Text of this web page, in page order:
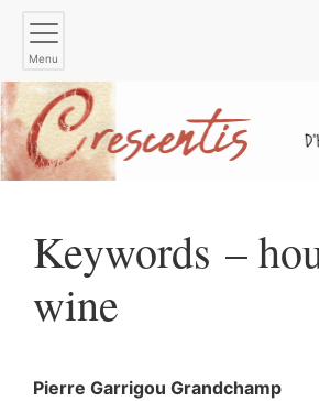
Menu
Keywords –
wine
Pierre Garrigou Grandchamp